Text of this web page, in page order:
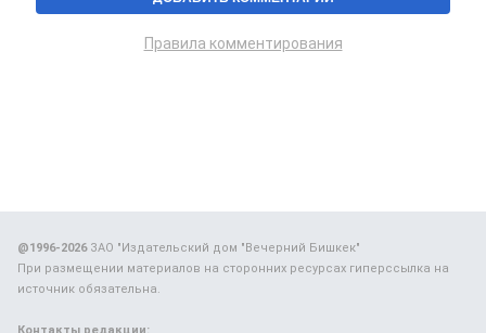
Правила комментирования
@1996-2026ЗАО "Издательский дом "Вечерний Бишкек"
При размещении материалов на сторонних ресурсах гиперссылка на
источник обязательна.